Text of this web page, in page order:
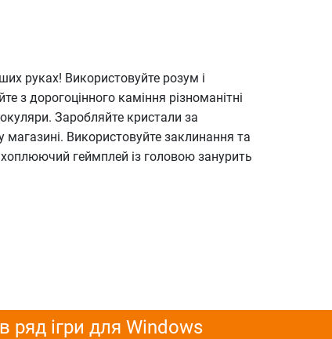
руках! Використовуйте розум і
з дорогоцінного каміння різноманітні
Заробляйте кристали за
Використовуйте заклинання та
геймплей із головою занурить
ряд ігри для Windows